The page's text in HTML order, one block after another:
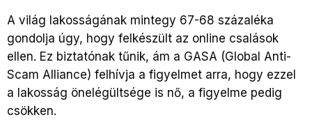
A világ lakosságának mintegy 67-68 százaléka
gondolja úgy, hogy felkészült az online csalások
ellen. Ez biztatónak tűnik, ám a GASA (Global Anti-
Scam Alliance) felhívja a figyelmet arra, hogy ezzel
a lakosság önelégültsége is nő, a figyelme pedig
csökken.